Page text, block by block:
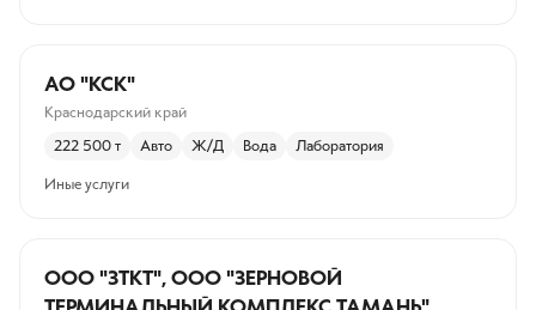
АО "КСК"
Краснодарский край
222 500 т Авто Ж/Д Вода Лаборатория
Иные услуги
ООО "ЗТКТ", ООО "ЗЕРНОВОЙ